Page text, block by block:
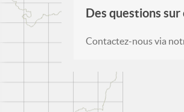
Des questions sur
Contactez-nous via